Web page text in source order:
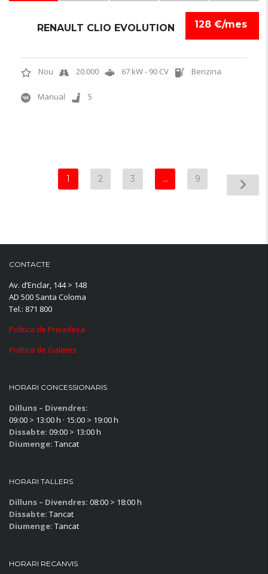
128 €/mes
RENAULT CLIO EVOLUTION
Nou 20.000 67 kW - 90 CV Benzina
Manual 5
1 2 3 … 9
CONTACTE
Av. d’Enclar, 144 > 148
AD 500 Santa Coloma
Tel.: 871 800
Política de Privadesa
Política de Galetes
HORARI CONCESSIONARIS
Dilluns – Divendres:
09:00 > 13:00 h · 15:00 > 19:00 h
Dissabte: 09:00 > 13:00 h
Diumenge: Tancat
HORARI TALLERS
Dilluns – Divendres: 08:00 > 18:00 h
Dissabte: Tancat
Diumenge: Tancat
HORARI RECANVIS